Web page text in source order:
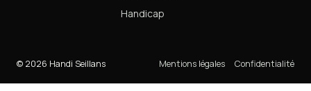
Handicap
© 2026 Handi Seillans Mentions légales Confidentialité